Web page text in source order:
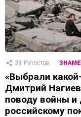
38 Репостов
«Выбрали
Дмитрий
поводу войны
российскому